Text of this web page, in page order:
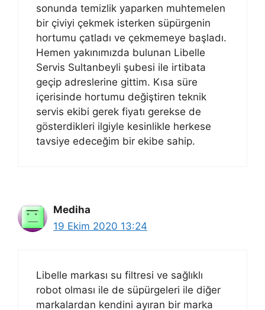
sonunda temizlik yaparken muhtemelen
bir çiviyi çekmek isterken süpürgenin
hortumu çatladı ve çekmemeye başladı.
Hemen yakınımızda bulunan Libelle
Servis Sultanbeyli şubesi ile irtibata
geçip adreslerine gittim. Kısa süre
içerisinde hortumu değiştiren teknik
servis ekibi gerek fiyatı gerekse de
gösterdikleri ilgiyle kesinlikle herkese
tavsiye edeceğim bir ekibe sahip.
Mediha
19 Ekim 2020 13:24
Libelle markası su filtresi ve sağlıklı
robot olması ile de süpürgeleri ile diğer
markalardan kendini ayıran bir marka